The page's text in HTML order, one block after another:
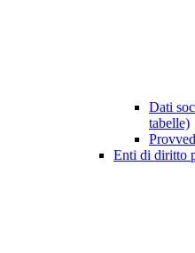
Dati
tabelle)
Enti di diritto